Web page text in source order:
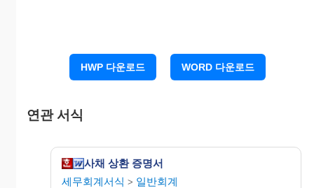
HWP 다운로드 WORD 다운로드
연관 서식
사채 상환 증명서
세무회계서식 > 일반회계